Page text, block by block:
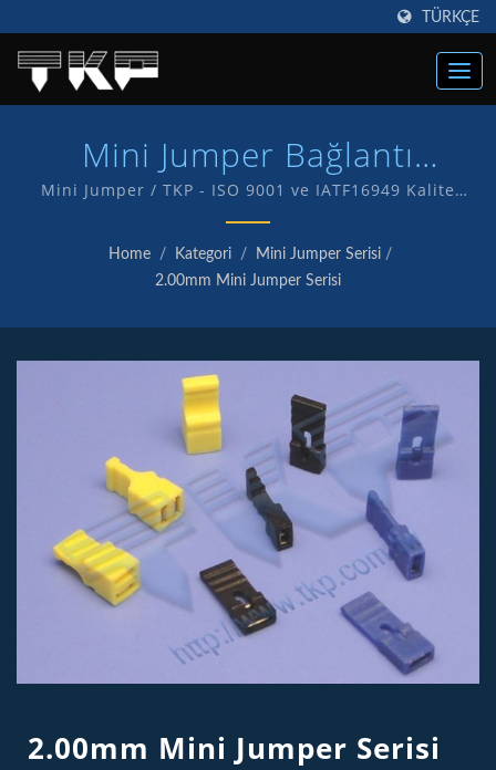
TÜRKÇE
Mini Jumper Bağlantı
Elemanları | Yüksek Akım
Bilgisayar Bağlantı
Elemanları Üreticisi | TKP
Mini Jumper / TKP - ISO 9001 ve IATF16949 Kalite
onaylı bir şirketiz, bu da müşterilere kaliteli hizmet ve
ürünler sunma taahhüdümüzün bir göstergesidir.
Kendi markamız olan TKP ile kendi ürünlerimizin Ar-
Ge ve üretimini yapıyoruz.
Home / Kategori / Mini Jumper Serisi /
2.00mm Mini Jumper Serisi
2.00mm Mini Jumper Serisi